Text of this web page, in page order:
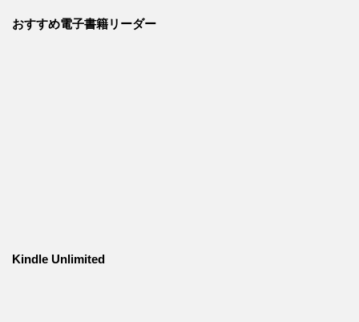
おすすめ電子書籍リーダー
Kindle Unlimited